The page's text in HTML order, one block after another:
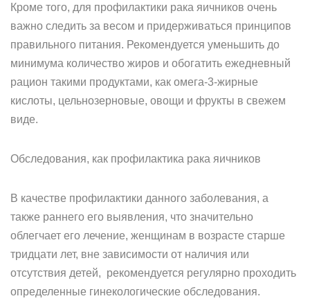
Кроме того, для профилактики рака яичников очень
важно следить за весом и придерживаться принципов
правильного питания. Рекомендуется уменьшить до
минимума количество жиров и обогатить ежедневный
рацион такими продуктами, как омега-3-жирные
кислоты, цельнозерновые, овощи и фрукты в свежем
виде.
Обследования, как профилактика рака яичников
В качестве профилактики данного заболевания, а
также раннего его выявления, что значительно
облегчает его лечение, женщинам в возрасте старше
тридцати лет, вне зависимости от наличия или
отсутствия детей, рекомендуется регулярно проходить
определенные гинекологические обследования.